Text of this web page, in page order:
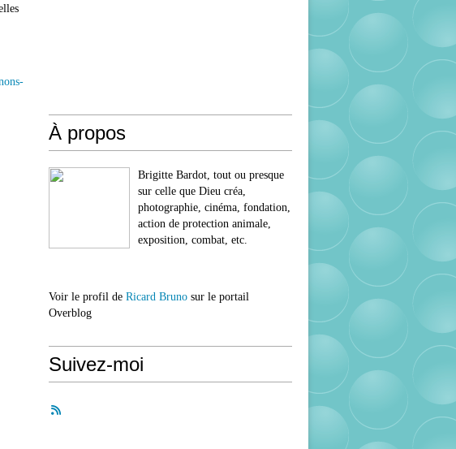
À propos
Brigitte Bardot, tout ou presque
sur celle que Dieu créa,
photographie, cinéma, fondation,
action de protection animale,
exposition, combat, etc.
Voir le profil de Ricard Bruno sur le portail
Overblog
Suivez-moi